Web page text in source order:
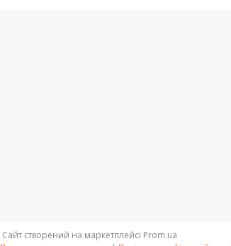
Сайт створений на маркетплейсі Prom.ua